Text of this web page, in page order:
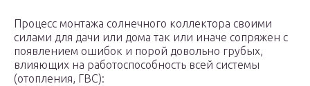
Процесс монтажа солнечного коллектора своими
силами для дачи или дома так или иначе сопряжен с
появлением ошибок и порой довольно грубых,
влияющих на работоспособность всей системы
(отопления, ГВС):